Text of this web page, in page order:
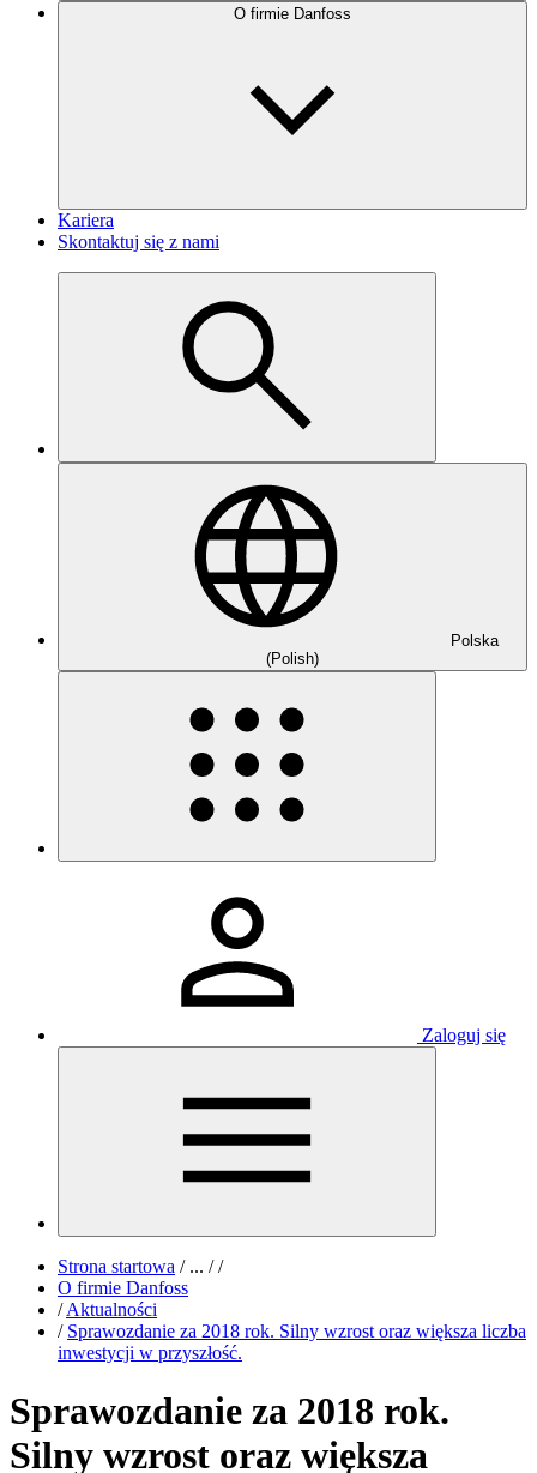
O firmie Danfoss
Kariera
Skontaktuj się z nami
Polska
(Polish)
Zaloguj się
Strona startowa /... / /
O firmie Danfoss
/ Aktualności
/ Sprawozdanie za 2018 rok. Silny wzrost oraz większa liczba
inwestycji w przyszłość.
Sprawozdanie za 2018 rok.
Silny wzrost oraz większa